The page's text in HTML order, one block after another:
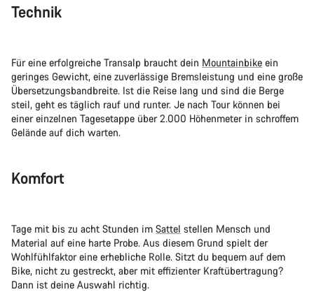
Technik
Für eine erfolgreiche Transalp braucht dein Mountainbike ein
geringes Gewicht, eine zuverlässige Bremsleistung und eine große
Übersetzungsbandbreite. Ist die Reise lang und sind die Berge
steil, geht es täglich rauf und runter. Je nach Tour können bei
einer einzelnen Tagesetappe über 2.000 Höhenmeter in schroffem
Gelände auf dich warten.
Komfort
Tage mit bis zu acht Stunden im Sattel stellen Mensch und
Material auf eine harte Probe. Aus diesem Grund spielt der
Wohlfühlfaktor eine erhebliche Rolle. Sitzt du bequem auf dem
Bike, nicht zu gestreckt, aber mit effizienter Kraftübertragung?
Dann ist deine Auswahl richtig.